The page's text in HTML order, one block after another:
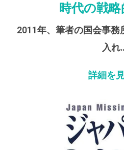
時代の戦
2011年、筆者の国会事
入れ
詳細を